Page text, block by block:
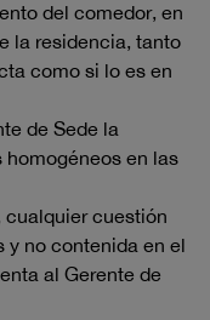
del comedor, en
la residencia, tanto
como si lo es en
de Sede la
en las
cualquier cuestión
y no contenida en el
al Gerente de